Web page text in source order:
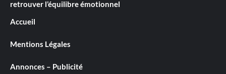
retrouver l’équilibre émotionnel
Accueil
Mentions Légales
Annonces – Publicité